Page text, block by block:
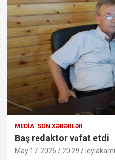
MEDIA SON XƏBƏRLƏR
Baş redaktor vəfat etdi
May 17, 2026 / 20:29 leylakamil